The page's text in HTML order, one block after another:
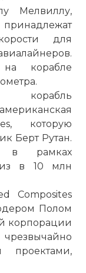
Мелвиллу,
для
корабле
корабль
которую
Берт Рутан.
в рамках
в 10 млн
Composites
Полом
корпорации
проектами,